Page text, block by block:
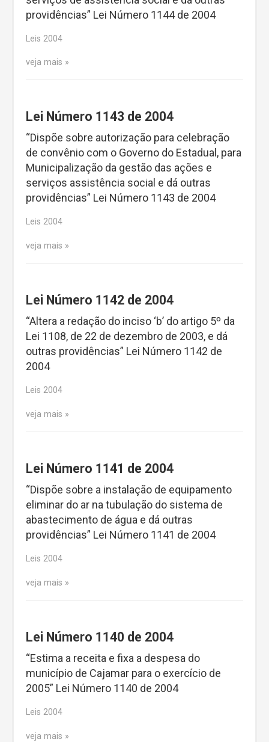
providências” Lei Número 1144 de 2004
Leis 2004
veja mais
Lei Número 1143 de 2004
“Dispõe sobre autorização para celebração
de convênio com o Governo do Estadual, para
Municipalização da gestão das ações e
serviços assistência social e dá outras
providências” Lei Número 1143 de 2004
Leis 2004
veja mais
Lei Número 1142 de 2004
“Altera a redação do inciso ‘b’ do artigo 5º da
Lei 1108, de 22 de dezembro de 2003, e dá
outras providências” Lei Número 1142 de
2004
Leis 2004
veja mais
Lei Número 1141 de 2004
“Dispõe sobre a instalação de equipamento
eliminar do ar na tubulação do sistema de
abastecimento de água e dá outras
providências” Lei Número 1141 de 2004
Leis 2004
veja mais
Lei Número 1140 de 2004
“Estima a receita e fixa a despesa do
município de Cajamar para o exercício de
2005” Lei Número 1140 de 2004
Leis 2004
veja mais